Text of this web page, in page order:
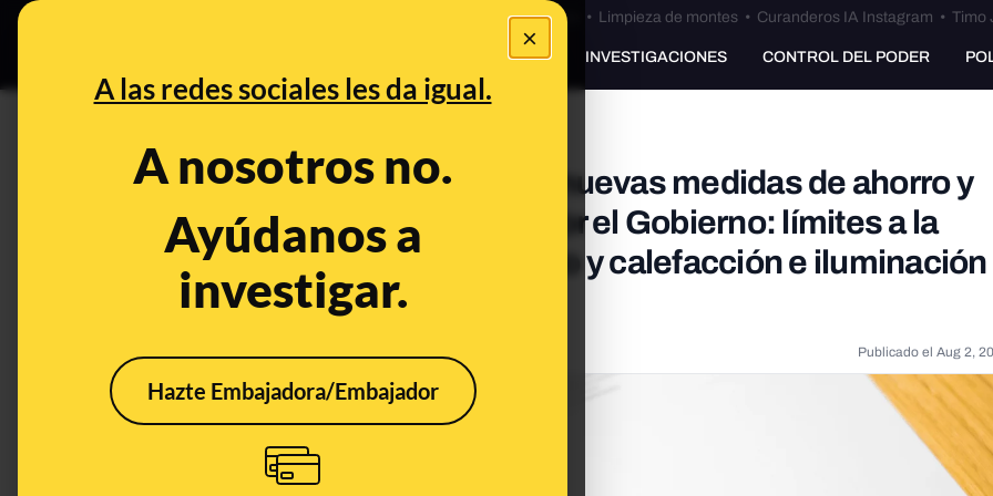
×
A las redes sociales les da igual.
A nosotros no.
Ayúdanos a
investigar.
Hazte Embajadora/Embajador
Bulos Ceuta • Limpieza de montes• Curanderos IA Instagram • Timo
PREBUNKING INVESTIGACIONES CONTROL DEL PODER
Preguntas y respuestas sobre las nuevas medidas de ahorro y
eficiencia energética aprobadas por el Gobierno: límites a la
temperatura del aire acondicionado y calefacción e iluminación
nocturna
Publicado el Aug 2,